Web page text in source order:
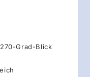
Grad-Blick